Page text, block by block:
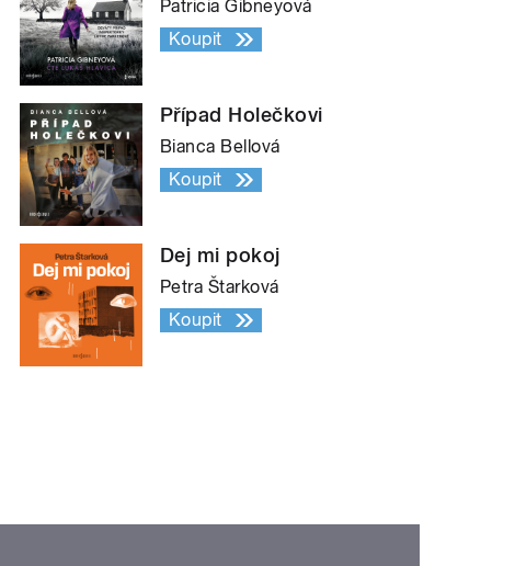
Patricia Gibneyová
Koupit
Případ Holečkovi
Bianca Bellová
Koupit
Dej mi pokoj
Petra Štarková
Koupit